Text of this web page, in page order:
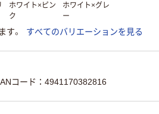
ホワイト×ピン
ク
ホワイト×グレ
ー
す。
すべてのバリエーションを見る
コード：4941170382816